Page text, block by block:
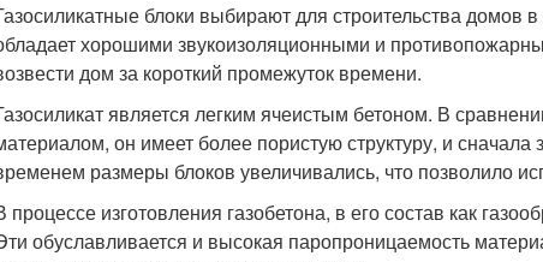
блоки выбирают для строительства домов
хорошими звукоизоляционными и
дом за короткий промежуток времени.
является легким ячеистым бетоном. В
он имеет более пористую структуру, и
размеры блоков увеличивались, что позволило
процессе изготовления газобетона, в его состав как
обуславливается и высокая паропроницаемость